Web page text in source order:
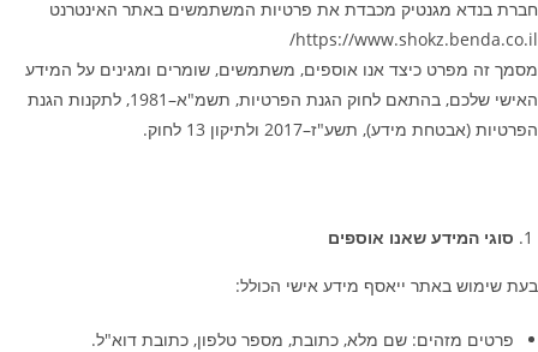
חברת בנדא מגנטיק מכבדת את פרטיות המשתמשים באתר האינטרנט
https://www.shokz.benda.co.il/
מסמך זה מפרט כיצד אנו אוספים, משתמשים, שומרים ומגינים על המידע
האישי שלכם, בהתאם לחוק הגנת הפרטיות, תשמ"א–1981, לתקנות הגנת
הפרטיות (אבטחת מידע), תשע"ז–2017 ולתיקון 13 לחוק.
סוגי המידע שאנו אוספים
בעת שימוש באתר ייאסף מידע אישי הכולל:
פרטים מזהים: שם מלא, כתובת, מספר טלפון, כתובת דוא"ל.